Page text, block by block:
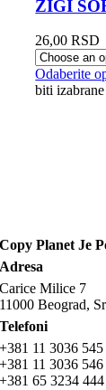
ZIGI
26,00RSD
Odaberite
biti
Copy Planet Je
Adresa
Carice Milice 7
11000 Beograd,
Telefoni
+381 11 3036 545
+381 11 3036 546
+381 65 3234 444